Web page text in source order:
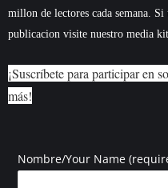
millon de lectores cada semana. Si
publicacion visite nuestro media
¡Suscríbete para participar en
más!
Nombre/Your Name